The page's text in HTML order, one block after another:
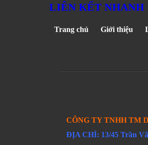
LIÊN KẾT NHANH
Trang chủ Giới thiệu
CÔNG TY TNHH TM
ĐỊA CHỈ: 13/45 Trần